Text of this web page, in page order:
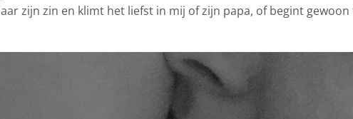
zijn zin en klimt het liefst in mij of zijn papa, of begint gewoon